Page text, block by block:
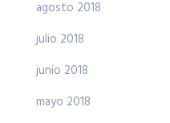
agosto 2018
julio 2018
junio 2018
mayo 2018